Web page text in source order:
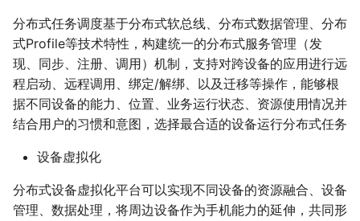
分布式任务调度基于分布式软总线、分布式数据管理、分布
式Profile等技术特性，构建统一的分布式服务管理（发
现、同步、注册、调用）机制，支持对跨设备的应用进行远
程启动、远程调用、绑定/解绑、以及迁移等操作，能够根
据不同设备的能力、位置、业务运行状态、资源使用情况并
结合用户的习惯和意图，选择最合适的设备运行分布式任务
设备虚拟化
分布式设备虚拟化平台可以实现不同设备的资源融合、设备
管理、数据处理，将周边设备作为手机能力的延伸，共同形